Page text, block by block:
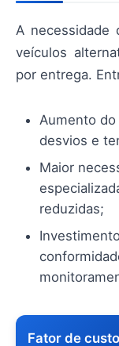
A necessidade
veículos
por entrega.
Aumento
desvios e
Maior
reduzidas;
Fator de custo